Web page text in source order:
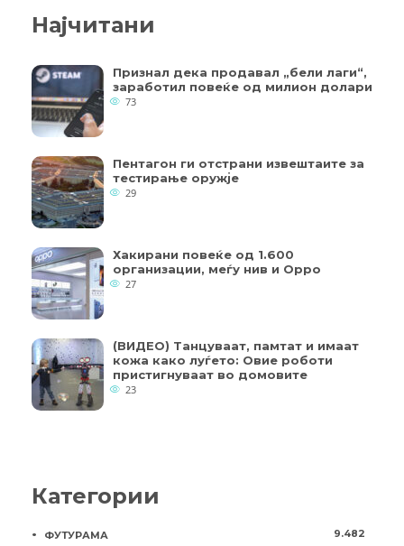
Најчитани
Признал дека продавал „бели лаги“,
заработил повеќе од милион долари
73
Пентагон ги отстрани извештаите за
тестирање оружје
29
Хакирани повеќе од 1.600
организации, меѓу нив и Oppo
27
(ВИДЕО) Танцуваат, памтат и имаат
кожа како луѓето: Овие роботи
пристигнуваат во домовите
23
Категории
ФУТУРАМА 9.482